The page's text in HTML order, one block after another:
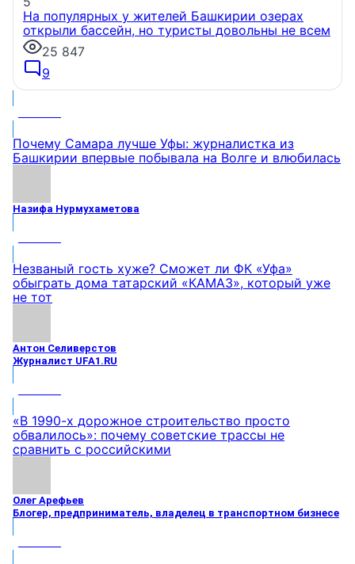
На популярных у жителей Башкирии озерах
открыли бассейн, но туристы довольны не всем
25 847
9
Почему Самара лучше Уфы: журналистка из
Башкирии впервые побывала на Волге и влюбилась
Назифа Нурмухаметова
Незваный гость хуже? Сможет ли ФК «Уфа»
обыграть дома татарский «КАМАЗ», который уже
не тот
Антон Селиверстов
Журналист UFA1.RU
«В 1990-х дорожное строительство просто
обвалилось»: почему советские трассы не
сравнить с российскими
Олег Арефьев
Блогер, предприниматель, владелец в транспортном бизнесе